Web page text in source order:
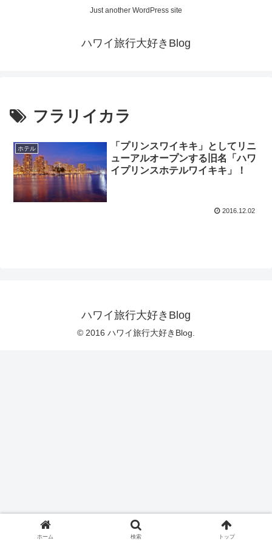
Just another WordPress site
ハワイ旅行大好きBlog
フラリイカラ
ホテル
「プリンスワイキキ」としてリニ
ューアルオープンする旧名「ハワ
イプリンスホテルワイキキ」！
2016.12.02
ハワイ旅行大好きBlog
© 2016 ハワイ旅行大好きBlog.
ホーム 検索 トップ